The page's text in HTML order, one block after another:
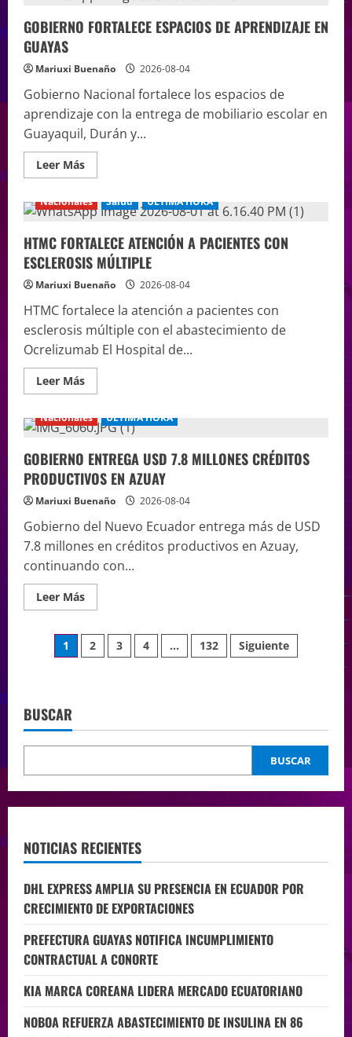
GOBIERNO FORTALECE ESPACIOS DE APRENDIZAJE EN
GUAYAS
Mariuxi Buenaño 2026-08-04
Gobierno Nacional fortalece los espacios de
aprendizaje con la entrega de mobiliario escolar en
Guayaquil, Durán y...
Leer Más
Nacionales Salud ÚLTIMA HORA
HTMC FORTALECE ATENCIÓN A PACIENTES CON
ESCLEROSIS MÚLTIPLE
Mariuxi Buenaño 2026-08-04
HTMC fortalece la atención a pacientes con
esclerosis múltiple con el abastecimiento de
Ocrelizumab El Hospital de...
Leer Más
Nacionales ÚLTIMA HORA
GOBIERNO ENTREGA USD 7.8 MILLONES CRÉDITOS
PRODUCTIVOS EN AZUAY
Mariuxi Buenaño 2026-08-04
Gobierno del Nuevo Ecuador entrega más de USD
7.8 millones en créditos productivos en Azuay,
continuando con...
Leer Más
1 2 3 4 … 132 Siguiente
BUSCAR
BUSCAR
NOTICIAS RECIENTES
DHL EXPRESS AMPLIA SU PRESENCIA EN ECUADOR POR
CRECIMIENTO DE EXPORTACIONES
PREFECTURA GUAYAS NOTIFICA INCUMPLIMIENTO
CONTRACTUAL A CONORTE
KIA MARCA COREANA LIDERA MERCADO ECUATORIANO
NOBOA REFUERZA ABASTECIMIENTO DE INSULINA EN 86